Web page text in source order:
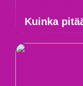
Kuinka